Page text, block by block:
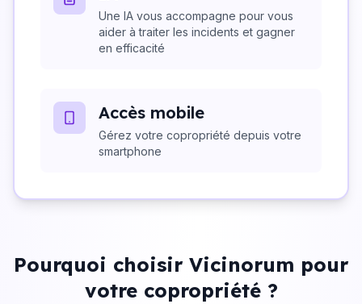
Une IA vous accompagne pour vous
aider à traiter les incidents et gagner
en efficacité
Accès mobile
Gérez votre copropriété depuis votre
smartphone
Pourquoi choisir Vicinorum pour
votre copropriété ?